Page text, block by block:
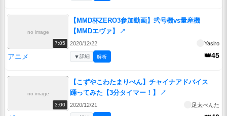
no image
7:05
【MMD杯ZERO3参加動画】弐号機vs量産機
【MMDエヴァ】
↗
2020/12/22 Yasiro
アニメ 👑45
▼詳細 解析
no image
3:00
【こずやこわたまりぺん】チャイナアドバイス
踊ってみた【3分タイマー！】
↗
2020/12/21 足太ぺんた